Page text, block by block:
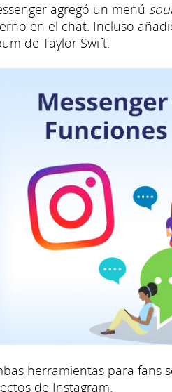
agregó un menú
en el chat. Incluso
de Taylor Swift.
herramientas para fans
de Instagram.